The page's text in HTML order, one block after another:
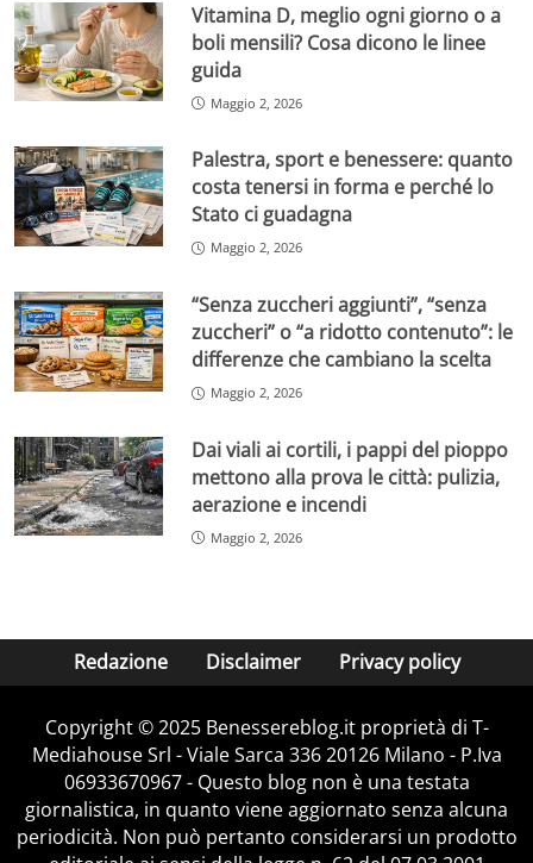
Vitamina D, meglio ogni giorno o a
boli mensili? Cosa dicono le linee
guida
Maggio 2, 2026
Palestra, sport e benessere: quanto
costa tenersi in forma e perché lo
Stato ci guadagna
Maggio 2, 2026
“Senza zuccheri aggiunti”, “senza
zuccheri” o “a ridotto contenuto”: le
differenze che cambiano la scelta
Maggio 2, 2026
Dai viali ai cortili, i pappi del pioppo
mettono alla prova le città: pulizia,
aerazione e incendi
Maggio 2, 2026
Redazione Disclaimer Privacy policy
Copyright © 2025 Benessereblog.it proprietà di T-
Mediahouse Srl - Viale Sarca 336 20126 Milano - P.Iva
06933670967 - Questo blog non è una testata
giornalistica, in quanto viene aggiornato senza alcuna
periodicità. Non può pertanto considerarsi un prodotto